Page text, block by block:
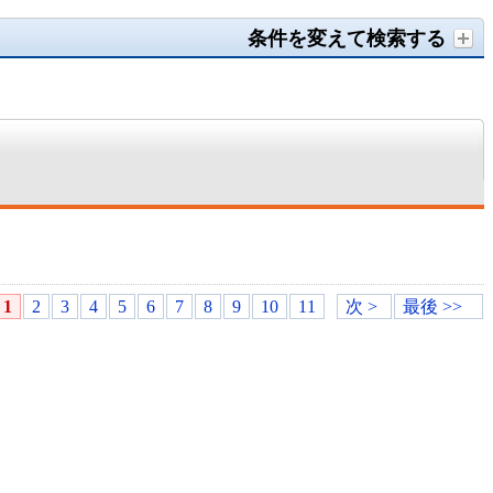
条件を変えて検索する
1 2 3 4 5 6 7 8 9 10 11 次 > 最後 >>